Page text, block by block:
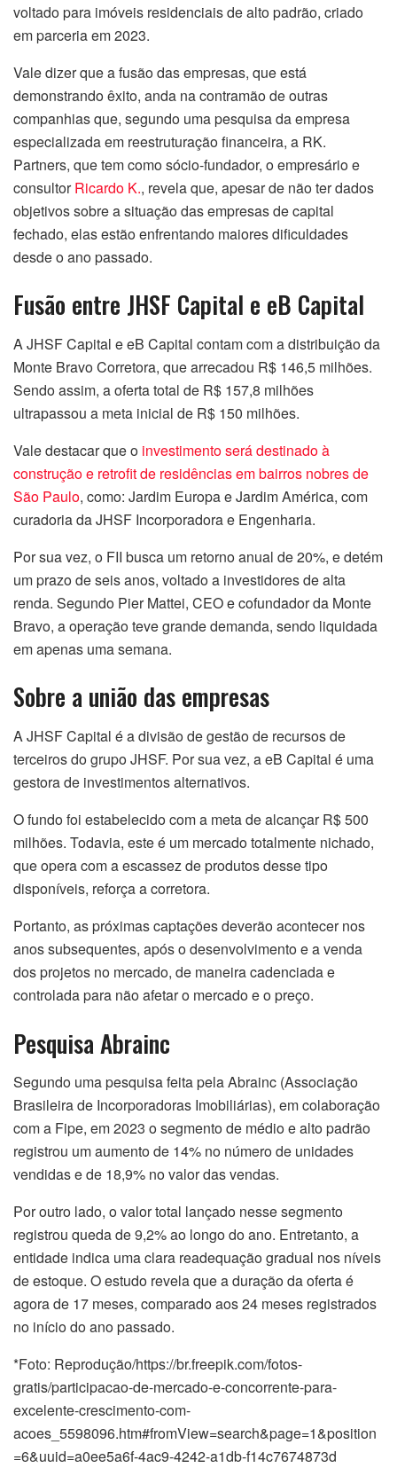
voltado para imóveis residenciais de alto padrão, criado
em parceria em 2023.
Vale dizer que a fusão das empresas, que está
demonstrando êxito, anda na contramão de outras
companhias que, segundo uma pesquisa da empresa
especializada em reestruturação financeira, a RK.
Partners, que tem como sócio-fundador, o empresário e
consultorRicardo K., revela que, apesar de não ter dados
objetivos sobre a situação das empresas de capital
fechado, elas estão enfrentando maiores dificuldades
desde o ano passado.
Fusão entre JHSF Capital e eB Capital
A JHSF Capital e eB Capital contam com a distribuição da
Monte Bravo Corretora, que arrecadou R$ 146,5 milhões.
Sendo assim, a oferta total de R$ 157,8 milhões
ultrapassou a meta inicial de R$ 150 milhões.
Vale destacar que o investimento será destinado à
construção e retrofit de residências em bairros nobres de
São Paulo, como: Jardim Europa e Jardim América, com
curadoria da JHSF Incorporadora e Engenharia.
Por sua vez, o FII busca um retorno anual de 20%, e detém
um prazo de seis anos, voltado a investidores de alta
renda. Segundo Pier Mattei, CEO e cofundador da Monte
Bravo, a operação teve grande demanda, sendo liquidada
em apenas uma semana.
Sobre a união das empresas
A JHSF Capital é a divisão de gestão de recursos de
terceiros do grupo JHSF. Por sua vez, a eB Capital é uma
gestora de investimentos alternativos.
O fundo foi estabelecido com a meta de alcançar R$ 500
milhões. Todavia, este é um mercado totalmente nichado,
que opera com a escassez de produtos desse tipo
disponíveis, reforça a corretora.
Portanto, as próximas captações deverão acontecer nos
anos subsequentes, após o desenvolvimento e a venda
dos projetos no mercado, de maneira cadenciada e
controlada para não afetar o mercado e o preço.
Pesquisa Abrainc
Segundo uma pesquisa feita pela Abrainc (Associação
Brasileira de Incorporadoras Imobiliárias), em colaboração
com a Fipe, em 2023 o segmento de médio e alto padrão
registrou um aumento de 14% no número de unidades
vendidas e de 18,9% no valor das vendas.
Por outro lado, o valor total lançado nesse segmento
registrou queda de 9,2% ao longo do ano. Entretanto, a
entidade indica uma clara readequação gradual nos níveis
de estoque. O estudo revela que a duração da oferta é
agora de 17 meses, comparado aos 24 meses registrados
no início do ano passado.
*Foto: Reprodução/https://br.freepik.com/fotos-
gratis/participacao-de-mercado-e-concorrente-para-
excelente-crescimento-com-
acoes_5598096.htm#fromView=search&page=1&position
=6&uuid=a0ee5a6f-4ac9-4242-a1db-f14c7674873d